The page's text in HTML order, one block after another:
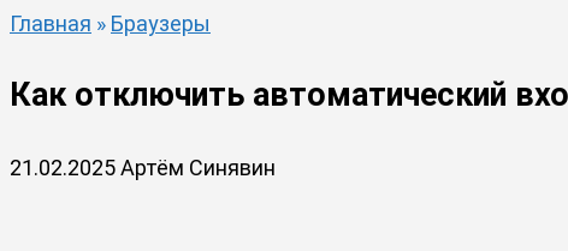
Главная » Браузеры
Как отключить автоматический
21.02.2025Артём Синявин